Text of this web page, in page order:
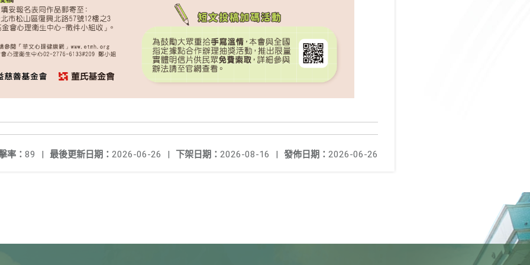
發佈日期： 2026-06-26
下架日期： 2026-08-16 |
最後更新日期： 2026-06-26 |
率： 89 |